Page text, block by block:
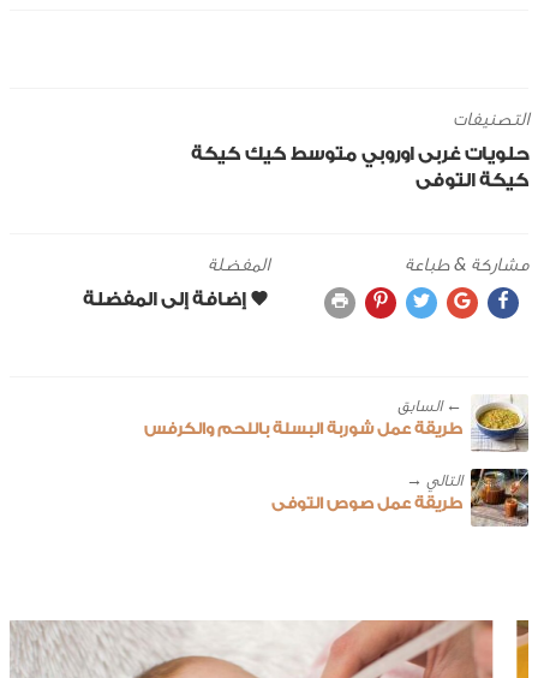
التصنيفات
حلويات غربى اوروبي متوسط كيك كيكة
كيكة التوفى
مشاركة & طباعة المفضلة
← ‎السابق
طريقة عمل شوربة البسلة باللحم والكرفس
طريقة عمل صوص التوفى